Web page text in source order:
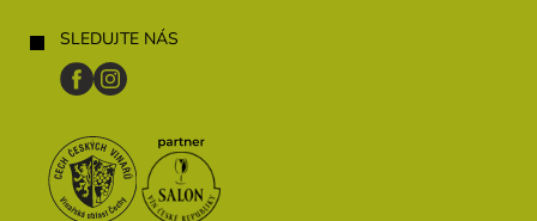
SLEDUJTE NÁS